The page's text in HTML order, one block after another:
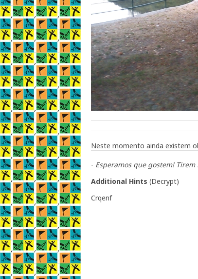
Neste momento ainda existem
- Esperamos que gostem!
Additional Hints (Decrypt)
Crqenf